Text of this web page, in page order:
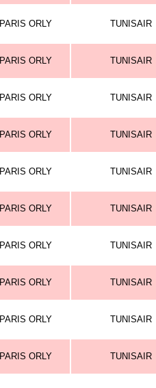
PARIS ORLY TUNISAIR
PARIS ORLY TUNISAIR
PARIS ORLY TUNISAIR
PARIS ORLY TUNISAIR
PARIS ORLY TUNISAIR
PARIS ORLY TUNISAIR
PARIS ORLY TUNISAIR
PARIS ORLY TUNISAIR
PARIS ORLY TUNISAIR
PARIS ORLY TUNISAIR